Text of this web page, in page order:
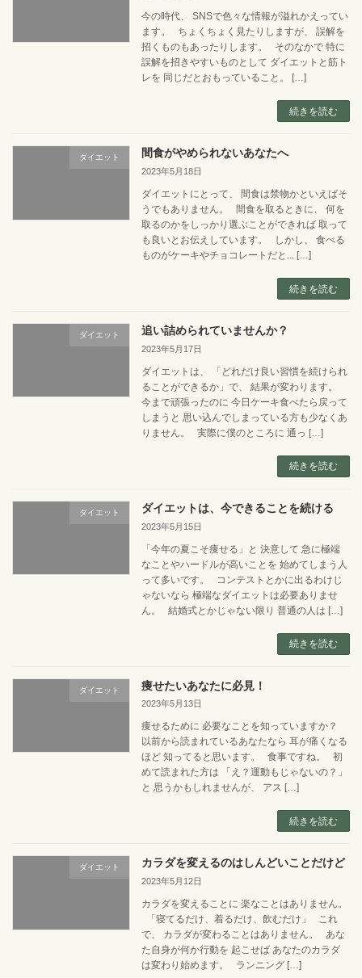
今の時代、 SNSで色々な情報が溢れかえってい
ます。 ちょくちょく見たりしますが、 誤解を
招くものもあったりします。 そのなかで 特に
誤解を招きやすいものとして ダイエットと筋ト
レを 同じだとおもっていること。 […]
続きを読む
ダイエット 間食がやめられないあなたへ
2023年5月18日
ダイエットにとって、 間食は禁物かといえばそ
うでもありません。 間食を取るときに、 何を
取るのかをしっかり選ぶことができれば 取って
も良いとお伝えしています。 しかし、 食べる
ものがケーキやチョコレートだと... […]
続きを読む
ダイエット 追い詰められていませんか？
2023年5月17日
ダイエットは、 「どれだけ良い習慣を続けられ
ることができるか」で、 結果が変わります。
今まで頑張ったのに 今日ケーキ食べたら戻って
しまうと 思い込んでしまっている方も少なくあ
りません。 実際に僕のところに 通っ […]
続きを読む
ダイエット ダイエットは、今できることを続ける
2023年5月15日
「今年の夏こそ痩せる」と 決意して 急に極端
なことやハードルが高いことを 始めてしまう人
って多いです。 コンテストとかに出るわけじ
ゃないなら 極端なダイエットは必要ありませ
ん。 結婚式とかじゃない限り 普通の人は […]
続きを読む
ダイエット 痩せたいあなたに必見！
2023年5月13日
痩せるために 必要なことを知っていますか？
以前から読まれているあなたなら 耳が痛くなる
ほど 知ってると思います。 食事ですね。 初
めて読まれた方は 「え？運動もじゃないの？」
と 思うかもしれませんが、 アス […]
続きを読む
ダイエット カラダを変えるのはしんどいことだけど
2023年5月12日
カラダを変えることに 楽なことはありません。
「寝てるだけ、着るだけ、飲むだけ」 これ
で、 カラダが変わることはありません。 あな
た自身が何か行動を 起こせば あなたのカラダ
は変わり始めます。 ランニング […]